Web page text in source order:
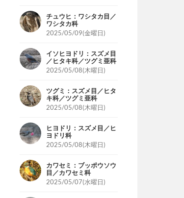
チュウヒ：ワシタカ目／
ワシタカ科
2025/05/09(金曜日)
イソヒヨドリ：スズメ目
／ヒタキ科／ツグミ亜科
2025/05/08(木曜日)
ツグミ：スズメ目／ヒタ
キ科／ツグミ亜科
2025/05/08(木曜日)
ヒヨドリ：スズメ目／ヒ
ヨドリ科
2025/05/08(木曜日)
カワセミ：ブッポウソウ
目／カワセミ科
2025/05/07(水曜日)